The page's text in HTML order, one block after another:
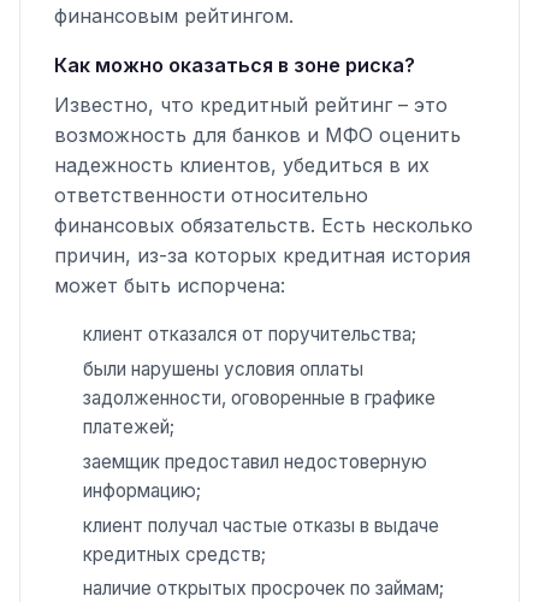
финансовым рейтингом.
Как можно оказаться в зоне риска?
Известно, что кредитный рейтинг – это
возможность для банков и МФО оценить
надежность клиентов, убедиться в их
ответственности относительно
финансовых обязательств. Есть несколько
причин, из-за которых кредитная история
может быть испорчена:
клиент отказался от поручительства;
были нарушены условия оплаты
задолженности, оговоренные в графике
платежей;
заемщик предоставил недостоверную
информацию;
клиент получал частые отказы в выдаче
кредитных средств;
наличие открытых просрочек по займам;